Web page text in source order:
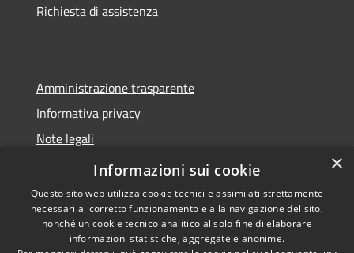
Richiesta di assistenza
Amministrazione trasparente
Informativa privacy
Note legali
Dichiarazione di accessibilità
Copyright © 2026 • Comune di
×
Informazioni sui cookie
Questo sito web utilizza cookie tecnici e assimilati strettamente
necessari al corretto funzionamento e alla navigazione del sito,
nonché un cookie tecnico analitico al solo fine di elaborare
informazioni statistiche, aggregate e anonime.